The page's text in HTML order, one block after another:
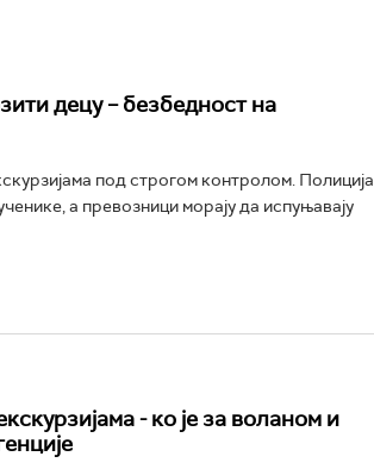
децу – безбедност на
под строгом контролом. Полиција
а превозници морају да испуњавају
- ко је за воланом и